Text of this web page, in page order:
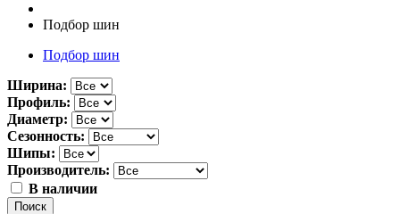
Подбор шин
Подбор шин
Ширина:
Профиль:
Диаметр:
Сезонность:
Шипы:
Производитель:
В наличии
Поиск